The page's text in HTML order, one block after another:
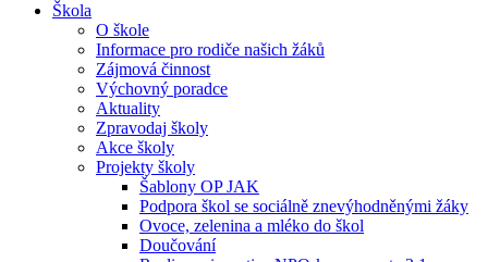
Škola
O škole
Informace pro rodiče našich žáků
Zájmová činnost
Výchovný poradce
Aktuality
Zpravodaj školy
Akce školy
Projekty školy
Šablony OP JAK
Podpora škol se sociálně znevýhodněnými žáky
Ovoce, zelenina a mléko do škol
Doučování